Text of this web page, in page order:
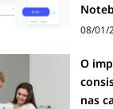
08/01/
O
nas